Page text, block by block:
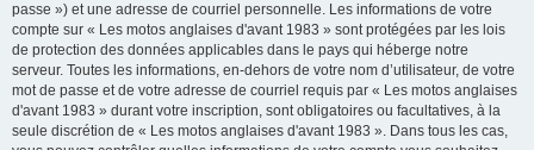
passe ») et une adresse de courriel personnelle. Les informations de votre
compte sur « Les motos anglaises d'avant 1983 » sont protégées par les lois
de protection des données applicables dans le pays qui héberge notre
serveur. Toutes les informations, en-dehors de votre nom d’utilisateur, de votre
mot de passe et de votre adresse de courriel requis par « Les motos anglaises
d'avant 1983 » durant votre inscription, sont obligatoires ou facultatives, à la
seule discrétion de « Les motos anglaises d'avant 1983 ». Dans tous les cas,